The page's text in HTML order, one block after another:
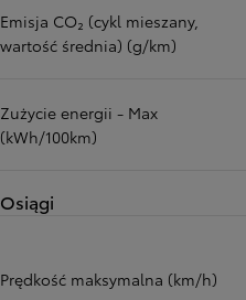
Emisja CO₂ (cykl mieszany,
wartość średnia) (g/km)
Zużycie energii - Max
(kWh/100km)
Osiągi
Prędkość maksymalna (km/h)